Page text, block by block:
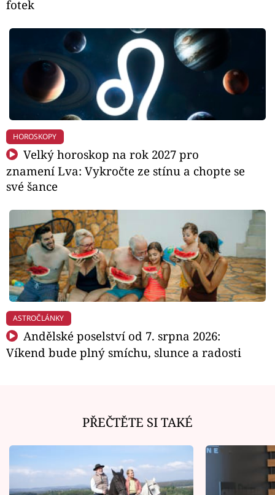
fotek
HOROSKOPY
Velký horoskop na rok 2027 pro
znamení Lva: Vykročte ze stínu a chopte se
své šance
ASTROČLÁNKY
Andělské poselství od 7. srpna 2026:
Víkend bude plný smíchu, slunce a radosti
PŘEČTĚTE SI TAKÉ